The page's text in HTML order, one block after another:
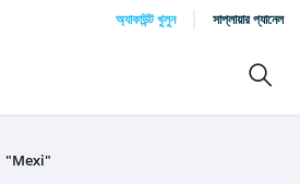
অ্যাকাউন্ট খুলুন সাপ্লায়ার প্যানেল
"Mexi"